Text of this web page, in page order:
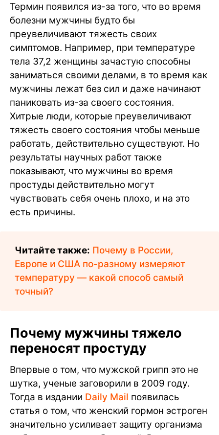
Термин появился из-за того, что во время
болезни мужчины будто бы
преувеличивают тяжесть своих
симптомов. Например, при температуре
тела 37,2 женщины зачастую способны
заниматься своими делами, в то время как
мужчины лежат без сил и даже начинают
паниковать из-за своего состояния.
Хитрые люди, которые преувеличивают
тяжесть своего состояния чтобы меньше
работать, действительно существуют. Но
результаты научных работ также
показывают, что мужчины во время
простуды действительно могут
чувствовать себя очень плохо, и на это
есть причины.
Читайте также: Почему в России,
Европе и США по-разному измеряют
температуру — какой способ самый
точный?
Почему мужчины тяжело
переносят простуду
Впервые о том, что мужской грипп это не
шутка, ученые заговорили в 2009 году.
Тогда в издании Daily Mail появилась
статья о том, что женский гормон эстроген
значительно усиливает защиту организма